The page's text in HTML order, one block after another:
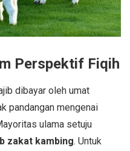
Perspektif Fiqih
dibayar oleh umat
pandangan mengenai
ulama setuju
zakat kambing. Untuk